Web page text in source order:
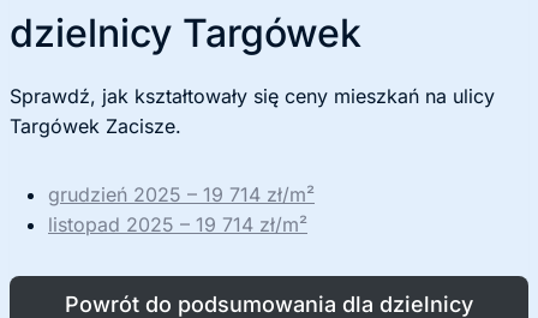
dzielnicy Targówek
Sprawdź, jak kształtowały się ceny mieszkań na ulicy
Targówek Zacisze.
grudzień 2025 – 19 714 zł/m²
listopad 2025 – 19 714 zł/m²
Powrót do podsumowania dla dzielnicy